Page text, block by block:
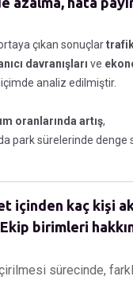
çıkan sonuçlar
davranışları ve
analiz edilmiştir.
oranlarında artış,
park sürelerinde denge
içinden kaç kişi
birimleri
sürecinde,